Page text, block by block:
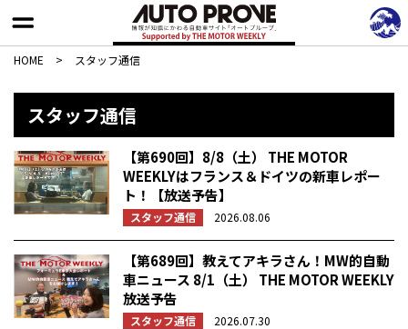
HOME > スタッフ通信
スタッフ通信
【第690回】8/8（土） THE MOTOR
WEEKLYはフランス＆ドイツの新車レポー
ト！【放送予告】
スタッフ通信 2026.08.06
【第689回】教えてアキラさん！MW的自動
車ニュース 8/1（土） THE MOTOR WEEKLY
放送予告
スタッフ通信 2026.07.30